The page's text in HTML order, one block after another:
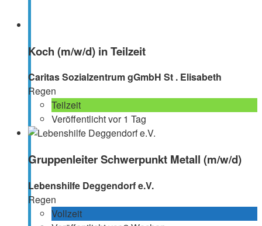
Koch (m/w/d) in Teilzeit
Caritas Sozialzentrum gGmbH St . Elisabeth
Regen
Teilzeit
Veröffentlicht vor 1 Tag
Gruppenleiter Schwerpunkt Metall (m/w/d)
Lebenshilfe Deggendorf e.V.
Regen
Vollzeit